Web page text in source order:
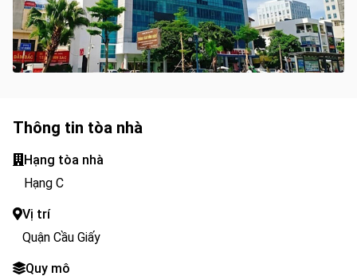
Thông tin tòa nhà
Hạng tòa nhà
Hạng C
Vị trí
Quận Cầu Giấy
Quy mô